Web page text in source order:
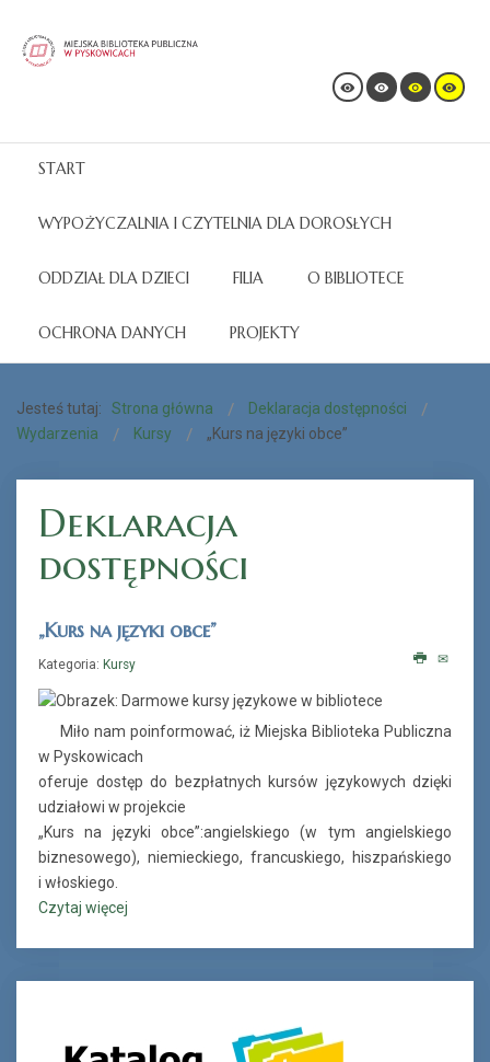
START
WYPOŻYCZALNIA I CZYTELNIA DLA DOROSŁYCH
ODDZIAŁ DLA DZIECI FILIA O BIBLIOTECE
OCHRONA DANYCH PROJEKTY
Jesteś tutaj: Strona główna
Deklaracja dostępności
Wydarzenia
Kursy „Kurs na języki obce”
Deklaracja
dostępności
„Kurs na języki obce”
Kategoria: Kursy
Miło nam poinformować, iż Miejska Biblioteka Publiczna
w Pyskowicach
oferuje dostęp do bezpłatnych kursów językowych dzięki
udziałowi w projekcie
„Kurs na języki obce”:angielskiego (w tym angielskiego
biznesowego), niemieckiego, francuskiego, hiszpańskiego
i włoskiego.
Czytaj więcej